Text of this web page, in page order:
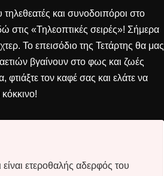
και συνοδοιπόροι στο
στις «Τηλεοπτικές σειρές»! Σήμερα
Το επεισόδιο της Τετάρτης θα μας
βγαίνουν στο φως και ζωές
τον καφέ σας και ελάτε να
ετεροθαλής αδερφός του